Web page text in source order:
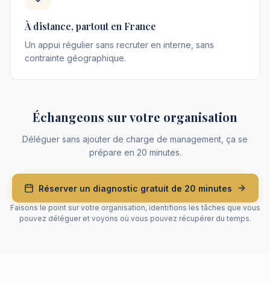
À distance, partout en France
Un appui régulier sans recruter en interne, sans
contrainte géographique.
Échangeons sur votre organisation
Déléguer sans ajouter de charge de management, ça se
prépare en 20 minutes.
Réserver un diagnostic gratuit de 20 minutes
Faisons le point sur votre organisation, identifions les tâches que vous
pouvez déléguer et voyons où vous pouvez récupérer du temps.